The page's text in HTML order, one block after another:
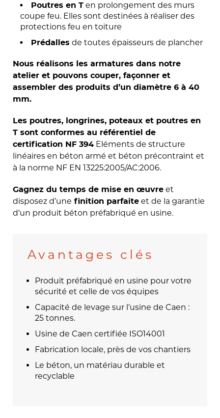
Poutres en T en prolongement des murs
coupe feu. Elles sont destinées à réaliser des
protections feu en toiture
Prédalles de toutes épaisseurs de plancher
Nous réalisons les armatures dans notre
atelier et pouvons couper, façonner et
assembler des produits d’un diamètre 6 à 40
mm.
Les poutres, longrines, poteaux et poutres en
T sont conformes au référentiel de
certification NF 394 Eléments de structure
linéaires en béton armé et béton précontraint et
à la norme NF EN 13225:2005/AC:2006.
Gagnez du temps de mise en œuvre et
disposez d’une finition parfaite et de la garantie
d’un produit béton préfabriqué en usine.
Avantages clés
Produit préfabriqué en usine pour votre
sécurité et celle de vos équipes
Capacité de levage sur l’usine de Caen :
25 tonnes.
Usine de Caen certifiée ISO14001
Fabrication locale, près de vos chantiers
Le béton, un matériau durable et
recyclable